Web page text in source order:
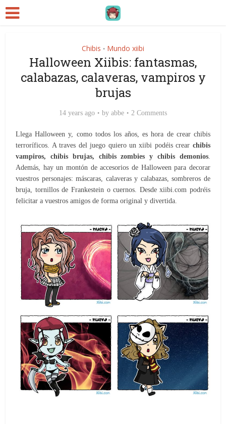
Chibis • Mundo xiibi
Halloween Xiibis: fantasmas,
calabazas, calaveras, vampiros y
brujas
14 years ago by abbe 2 Comments
Llega Halloween y, como todos los años, es hora de crear chibis
terroríficos. A traves del juego quiero un xiibi podéis crear chibis
vampiros, chibis brujas, chibis zombies y chibis demonios.
Además, hay un montón de accesorios de Halloween para decorar
vuestros personajes: máscaras, calaveras y calabazas, sombreros de
bruja, tornillos de Frankestein o cuernos. Desde xiibi.com podréis
felicitar a vuestros amigos de forma original y divertida.